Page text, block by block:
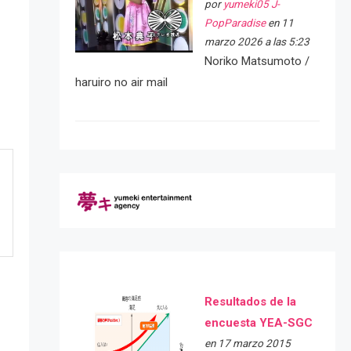
por yumeki05 J-
PopParadiseen 11
marzo 2026 a las 5:23
Noriko Matsumoto /
haruiro no air mail
Resultados de la
encuesta YEA-SGC
en 17 marzo 2015